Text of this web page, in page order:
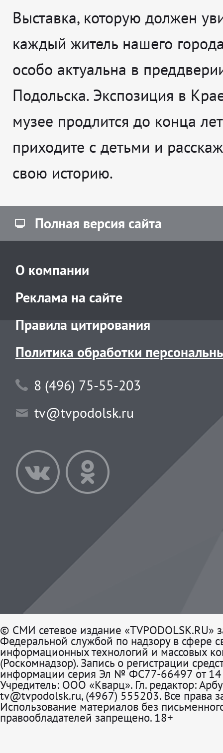
Выставка, которую должен
каждый житель нашего
особо актуальна в
Подольска. Экспозиция в
музее продлится до конца
приходите с детьми и
свою историю.
Полная версия сайта
О компании
Реклама на сайте
Правила цитирования
Политика обработки
8 (496) 75-55-203
tv@tvpodolsk.ru
© СМИ сетевое издание «TVPODOLSK.RU»
Федеральной службой по надзору в сфере
информационных технологий и массовых
(Роскомнадзор). Запись о регистрации
информации серия Эл № ФС77-66497 от 14
Учредитель: ООО «Кварц». Гл. редактор:
tv@tvpodolsk.ru, (4967) 555203. Все права
Использование материалов без
правообладателей запрещено. 18+